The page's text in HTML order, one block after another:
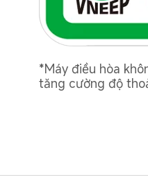
*Máy điều hòa
tăng cường độ